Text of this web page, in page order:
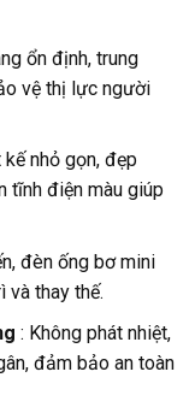
ổn định, trung
vệ thị lực người
nhỏ gọn, đẹp
tĩnh điện màu giúp
đèn ống bơ mini
và thay thế.
: Không phát nhiệt,
đảm bảo an toàn